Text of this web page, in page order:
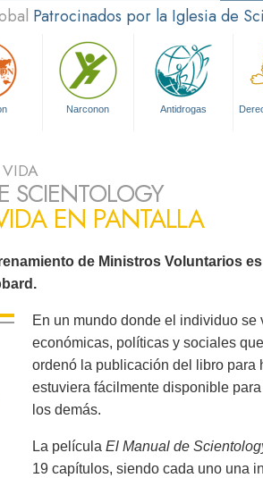
Patrocinados por la Iglesia de
Narconon Antidrogas
SCIENTOLOGY
EN PANTALLA
de Ministros Voluntarios es
En un mundo donde el individuo
económicas, políticas y sociales
ordenó la publicación del libro para
estuviera fácilmente disponible
los demás.
La película El Manual de
19 capítulos, siendo cada uno una